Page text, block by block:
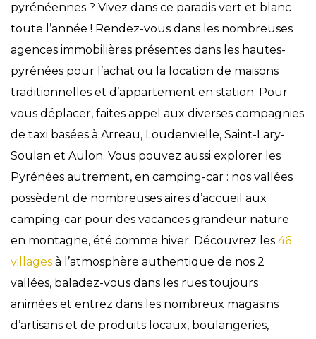
pyrénéennes ? Vivez dans ce paradis vert et blanc
toute l’année ! Rendez-vous dans les nombreuses
agences immobilières présentes dans les hautes-
pyrénées pour l’achat ou la location de maisons
traditionnelles et d’appartement en station. Pour
vous déplacer, faites appel aux diverses compagnies
de taxi basées à Arreau, Loudenvielle, Saint-Lary-
Soulan et Aulon. Vous pouvez aussi explorer les
Pyrénées autrement, en camping-car : nos vallées
possèdent de nombreuses aires d’accueil aux
camping-car pour des vacances grandeur nature
en montagne, été comme hiver. Découvrez les 46
villages à l’atmosphère authentique de nos 2
vallées, baladez-vous dans les rues toujours
animées et entrez dans les nombreux magasins
d’artisans et de produits locaux, boulangeries,